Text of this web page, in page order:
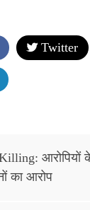
Twitter
आरोपियों
का आरोप